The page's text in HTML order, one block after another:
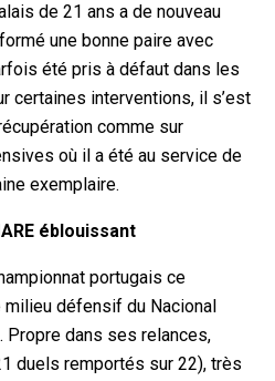
de 21 ans a de nouveau
une bonne paire avec
été pris à défaut dans les
certaines interventions, il s’est
comme sur
où il a été au service de
exemplaire.
éblouissant
portugais ce
défensif du Nacional
Propre dans ses relances,
duels remportés sur 22), très